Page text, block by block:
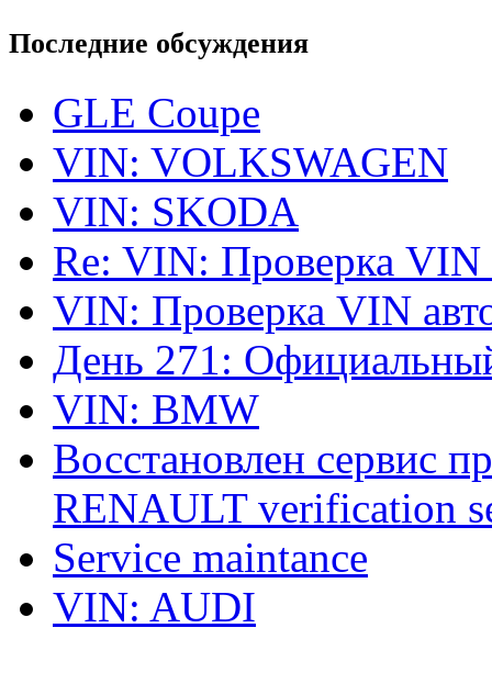
Последние обсуждения
GLE Coupe
VIN: VOLKSWAGEN
VIN: SKODA
Re: VIN: Проверка VIN
VIN: Проверка VIN
День 271:
VIN: BMW
Восстановлен сервис
RENAULT verification
Service maintance
VIN: AUDI